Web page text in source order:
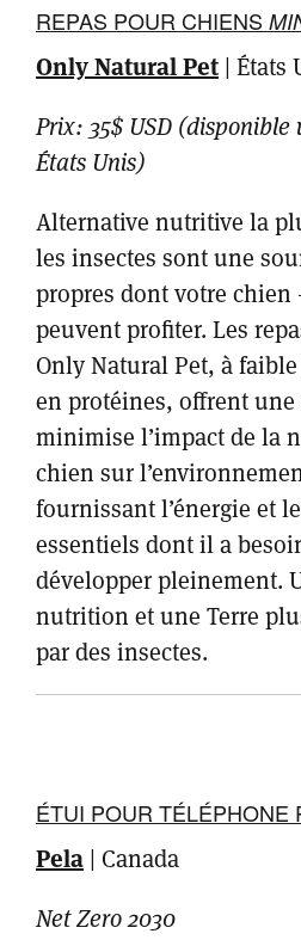
REPAS POUR CHIENS
Only Natural Pet | États
Prix: 35$ USD (disponible
États Unis)
Alternative nutritive la
les insectes sont une
propres dont votre chien
peuvent profiter. Les
Only Natural Pet, à
en protéines, offrent
minimise l’impact de la
chien sur
fournissant l’énergie et
essentiels dont il a
développer pleinement.
nutrition et une Terre
par des insectes.
ÉTUI POUR TÉLÉPHONE
Pela | Canada
Net Zero 2030